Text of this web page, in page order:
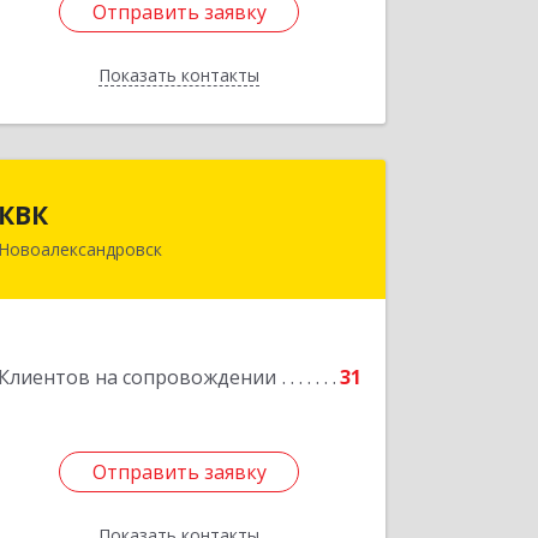
Отправить заявку
Показать контакты
Отправить заявку
Назад
КВК
Новоалександровск
Клиентов на сопровождении 31
Отправить заявку
356000, Ставропольский край,
Подробнее
Отправить заявку